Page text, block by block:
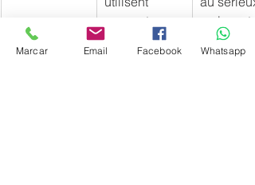
souvent
l’ironie dans
leurs
mais
vigilant
distinguer
Marcar Email Facebook Whatsapp